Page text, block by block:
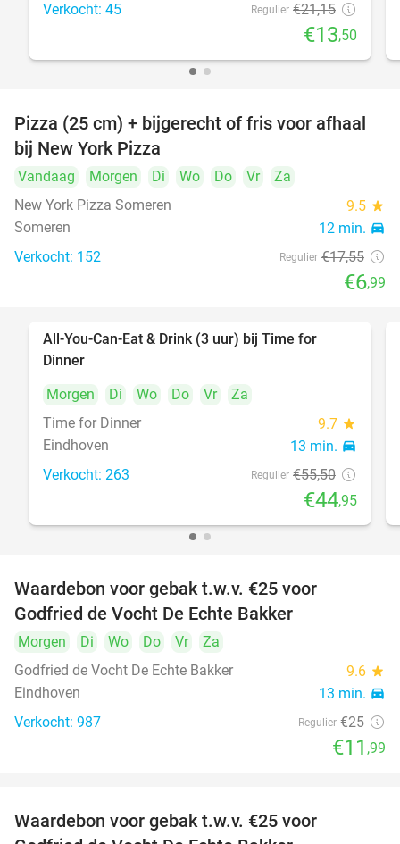
Verkocht: 45 Regulier €21,15
€13,50
60%
Pizza (25 cm) + bijgerecht of fris voor afhaal
bij New York Pizza
Vandaag Morgen Di Wo Do Vr
Za
New York Pizza Someren
9.5 star
Someren 12 min. directions_car
Verkocht: 152 Regulier €17,55
€6,99
All-You-Can-Eat & Drink (3 uur) bij Time for
Dinner
Morgen
Di Wo Do Vr
Za
Time for Dinner
9.7 star
Eindhoven 13 min. directions_car
Verkocht: 263 Regulier €55,50
€44,95
Waardebon voor gebak t.w.v. €25 voor
Godfried de Vocht De Echte Bakker
Morgen Di Wo Do Vr
Za
Godfried de Vocht De Echte Bakker
9.6 star
Eindhoven 13 min. directions_car
Verkocht: 987 Regulier €25
€11 ,99
Waardebon voor gebak t.w.v. €25 voor